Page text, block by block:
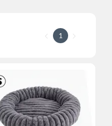
1